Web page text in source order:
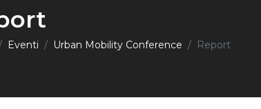
Eventi Urban Mobility Conference Report